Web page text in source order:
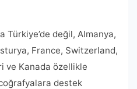
Türkiye’de değil, Almanya,
France, Switzerland,
ve Kanada özellikle
destek